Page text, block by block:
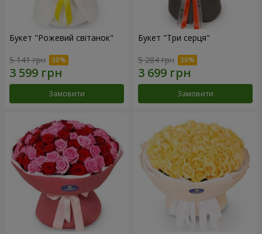
Букет "Рожевий світанок"
5 141 грн
Замовити
Букет "Три серця"
5 284 грн
Замовити